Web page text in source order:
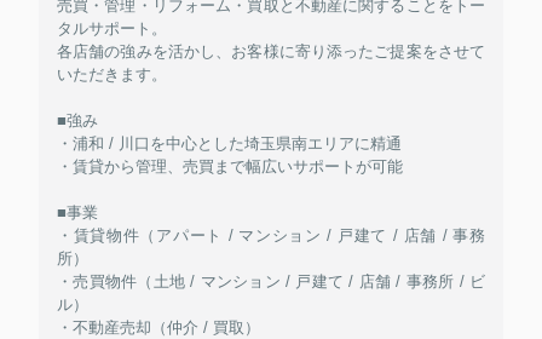
売買・管理・リフォーム・買取と不動産に関することをトー
タルサポート。
各店舗の強みを活かし、お客様に寄り添ったご提案をさせて
いただきます。
■強み
・浦和 / 川口を中心とした埼玉県南エリアに精通
・賃貸から管理、売買まで幅広いサポートが可能
■事業
・賃貸物件（アパート / マンション / 戸建て / 店舗 / 事務
所）
・売買物件（土地 / マンション / 戸建て / 店舗 / 事務所 / ビ
ル）
・不動産売却（仲介 / 買取）